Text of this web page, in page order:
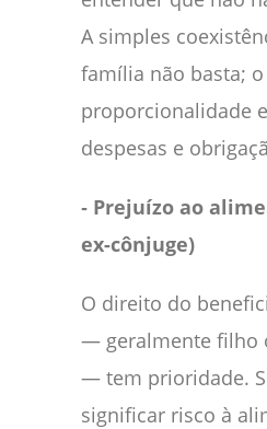
A simples
família não basta;
proporcionalidade
despesas e
‑ Prejuízo ao
ex-cônjuge)
O direito do
— geralmente filho
— tem prioridade.
significar risco à